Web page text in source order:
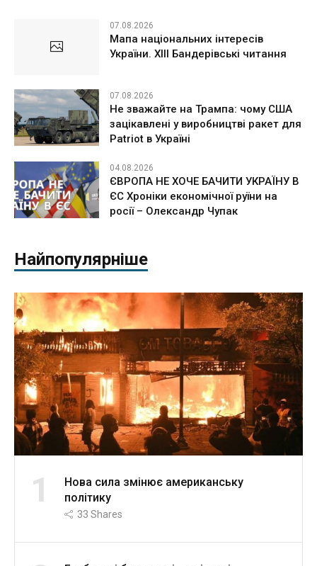
07.08.2026
Мапа національних інтересів
України. ХІІІ Бандерівські читання
07.08.2026
Не зважайте на Трампа: чому США
зацікавлені у виробництві ракет для
Patriot в Україні
04.08.2026
ЄВРОПА НЕ ХОЧЕ БАЧИТИ УКРАЇНУ В
ЄС Хроніки економічної руїни на
росії – Олександр Чупак
Найпопулярніше
1
Нова сила змінює американську
політику
33 Shares